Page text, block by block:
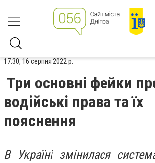
17:30, 16 серпня 2022 р.
Три основні фейки
водійські права та їх
пояснення
В Україні змінилася